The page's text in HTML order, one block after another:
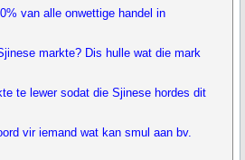
van alle onwettige handel in
markte? Dis hulle wat die mark
te lewer sodat die Sjinese hordes dit
vir iemand wat kan smul aan bv.